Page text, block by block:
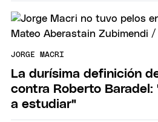
JORGE MACRI
La durísima definición
contra Roberto Baradel:
a estudiar"